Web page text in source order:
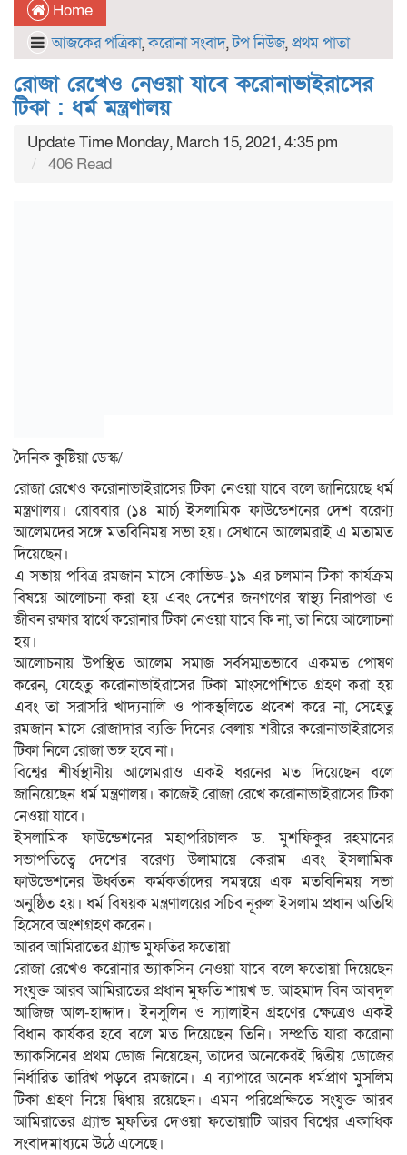
Home
আজকের পত্রিকা,করোনা সংবাদ,টপ নিউজ,প্রথম পাতা
রোজা রেখেও নেওয়া যাবে করোনাভাইরাসের
টিকা : ধর্ম মন্ত্রণালয়
Update Time Monday, March 15, 2021, 4:35 pm
406 Read
দৈনিক কুষ্টিয়া ডেস্ক/
রোজা রেখেও করোনাভাইরাসের টিকা নেওয়া যাবে বলে জানিয়েছে ধর্ম
মন্ত্রণালয়। রোববার (১৪ মার্চ) ইসলামিক ফাউন্ডেশনের দেশ বরেণ্য
আলেমদের সঙ্গে মতবিনিময় সভা হয়। সেখানে আলেমরাই এ মতামত
দিয়েছেন।
এ সভায় পবিত্র রমজান মাসে কোভিড-১৯ এর চলমান টিকা কার্যক্রম
বিষয়ে আলোচনা করা হয় এবং দেশের জনগণের স্বাস্থ্য নিরাপত্তা ও
জীবন রক্ষার স্বার্থে করোনার টিকা নেওয়া যাবে কি না, তা নিয়ে আলোচনা
হয়।
আলোচনায় উপস্থিত আলেম সমাজ সর্বসম্মতভাবে একমত পোষণ
করেন, যেহেতু করোনাভাইরাসের টিকা মাংসপেশিতে গ্রহণ করা হয়
এবং তা সরাসরি খাদ্যনালি ও পাকস্থলিতে প্রবেশ করে না, সেহেতু
রমজান মাসে রোজাদার ব্যক্তি দিনের বেলায় শরীরে করোনাভাইরাসের
টিকা নিলে রোজা ভঙ্গ হবে না।
বিশ্বের শীর্ষস্থানীয় আলেমরাও একই ধরনের মত দিয়েছেন বলে
জানিয়েছেন ধর্ম মন্ত্রণালয়। কাজেই রোজা রেখে করোনাভাইরাসের টিকা
নেওয়া যাবে।
ইসলামিক ফাউন্ডেশনের মহাপরিচালক ড. মুশফিকুর রহমানের
সভাপতিত্বে দেশের বরেণ্য উলামায়ে কেরাম এবং ইসলামিক
ফাউন্ডেশনের ঊর্ধ্বতন কর্মকর্তাদের সমন্বয়ে এক মতবিনিময় সভা
অনুষ্ঠিত হয়। ধর্ম বিষয়ক মন্ত্রণালয়ের সচিব নূরুল ইসলাম প্রধান অতিথি
হিসেবে অংশগ্রহণ করেন।
আরব আমিরাতের গ্র্যান্ড মুফতির ফতোয়া
রোজা রেখেও করোনার ভ্যাকসিন নেওয়া যাবে বলে ফতোয়া দিয়েছেন
সংযুক্ত আরব আমিরাতের প্রধান মুফতি শায়খ ড. আহমাদ বিন আবদুল
আজিজ আল-হাদ্দাদ। ইনসুলিন ও স্যালাইন গ্রহণের ক্ষেত্রেও একই
বিধান কার্যকর হবে বলে মত দিয়েছেন তিনি। সম্প্রতি যারা করোনা
ভ্যাকসিনের প্রথম ডোজ নিয়েছেন, তাদের অনেকেরই দ্বিতীয় ডোজের
নির্ধারিত তারিখ পড়বে রমজানে। এ ব্যাপারে অনেক ধর্মপ্রাণ মুসলিম
টিকা গ্রহণ নিয়ে দ্বিধায় রয়েছেন। এমন পরিপ্রেক্ষিতে সংযুক্ত আরব
আমিরাতের গ্র্যান্ড মুফতির দেওয়া ফতোয়াটি আরব বিশ্বের একাধিক
সংবাদমাধ্যমে উঠে এসেছে।